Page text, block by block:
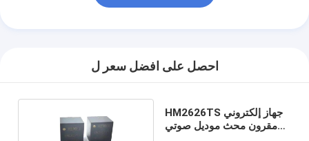
احصل على افضل سعر ل
HM2626TS جهاز إلكتروني
مقرون محث موديل صوتي